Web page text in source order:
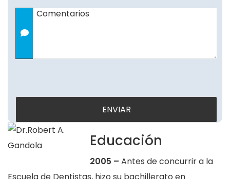
Comentarios
Educación
2005 – Antes de concurrir a la